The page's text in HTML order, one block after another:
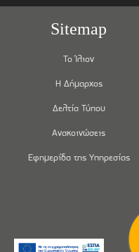
Sitemap
Το Ίλιον
Η Δήμαρχος
Δελτία Τύπου
Ανακοινώσεις
Εφημερίδα της Υπηρεσίας